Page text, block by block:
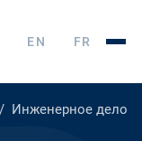
EN FR
Инженерное дело,